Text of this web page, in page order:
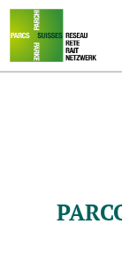
Naviguer
dans
réseau
Navigation
rapide
Vers le contenu
Vers la navigation
Vers la recherche
Vers la zone des pieds
Vers le plan du site